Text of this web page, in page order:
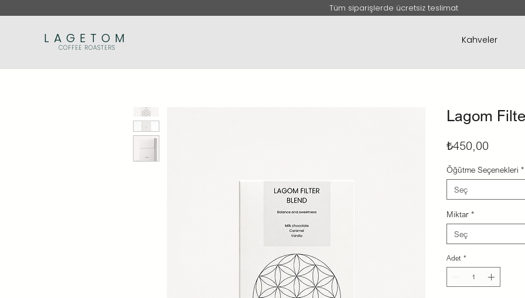
Tüm siparişlerde ücretsiz teslimat
LAGETOM
COFFEE ROASTERS
Kahveler
Lagom
₺450,00
Öğütme Seçenekleri *
Seç
Miktar *
Seç
Adet *